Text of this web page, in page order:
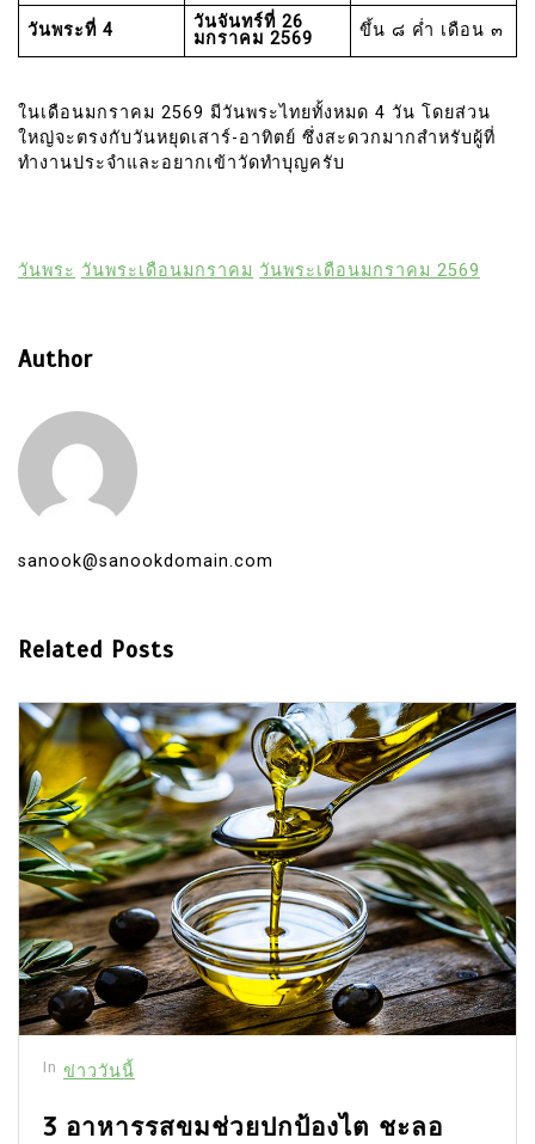
วันพระที่ 4
วันจันทร์ที่ 26
มกราคม 2569
ขึ้น ๘ ค่ำ เดือน ๓
ในเดือนมกราคม 2569 มีวันพระไทยทั้งหมด 4 วัน โดยส่วน
ใหญ่จะตรงกับวันหยุดเสาร์-อาทิตย์ ซึ่งสะดวกมากสำหรับผู้ที่
ทำงานประจำและอยากเข้าวัดทำบุญครับ
วันพระ วันพระเดือนมกราคม วันพระเดือนมกราคม 2569
Author
sanook@sanookdomain.com
Related Posts
In ข่าววันนี้
3 อาหารรสขมช่วยปกป้องไต ชะลอ